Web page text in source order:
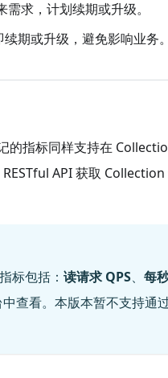
需求，计划续期或升级。
续期或升级，避免影响业务。
的指标同样支持在
RESTful API 获取 Collection
标包括： 读请求 QPS、 每
查看。本版本暂不支持通